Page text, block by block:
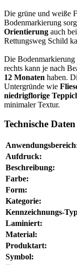
Die grüne und weiße
Bodenmarkierung
Orientierung auch
Rettungsweg Schild
Die Bodenmarkierung
rechts kann je nach
12 Monaten haben.
Untergründe wie
niedrigflorige
minimaler Textur.
Technische Daten
Aufdruck:
Beschreibung:
Farbe:
Form:
Kategorie:
Kennzeichnungs-
Laminiert:
Material:
Produktart:
Symbol: